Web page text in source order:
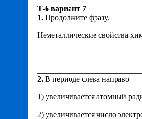
Т-6 вариант 7
1. Продолжите фразу.
Неметаллические свойства
2. В периоде слева направо
1) увеличивается атомный
2) увеличивается число